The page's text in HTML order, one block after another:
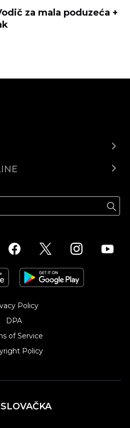
za mala poduzeća +
Policy
DPA
of Service
Policy‎
SLOVAČKA